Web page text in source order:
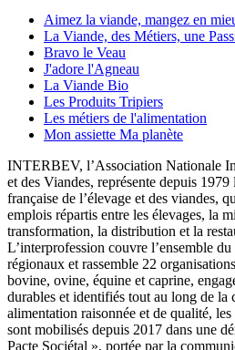
Aimez la viande, mangez en
La Viande, des Métiers, une
Bravo le Veau
J'adore l'Agneau
La Viande Bio
Les Produits Tripiers
Les métiers de l'alimentation
Mon assiette Ma planète
INTERBEV, l’Association Nationale
et des Viandes, représente depuis
française de l’élevage et des viandes,
emplois répartis entre les élevages, la
transformation, la distribution et la
L’interprofession couvre l’ensemble
régionaux et rassemble 22
bovine, ovine, équine et caprine,
durables et identifiés tout au long de la
alimentation raisonnée et de qualité,
sont mobilisés depuis 2017 dans une
Pacte Sociétal », portée par la